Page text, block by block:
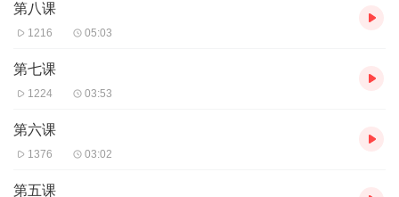
第八课
1216 05:03
第七课
1224 03:53
第六课
1376 03:02
第五课